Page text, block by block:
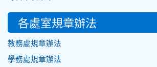
各處室規章辦法
教務處規章辦法
學務處規章辦法